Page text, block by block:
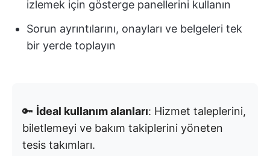
izlemek için gösterge panellerini kullanın
Sorun ayrıntılarını, onayları ve belgeleri tek
bir yerde toplayın
🔑 İdeal kullanım alanları: Hizmet taleplerini,
biletlemeyi ve bakım takiplerini yöneten
tesis takımları.